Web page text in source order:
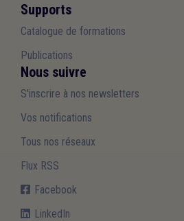
Supports
Catalogue de formations
Publications
Nous suivre
S'inscrire à nos newsletters
Vos notifications
Tous nos réseaux
Flux RSS
Facebook
LinkedIn